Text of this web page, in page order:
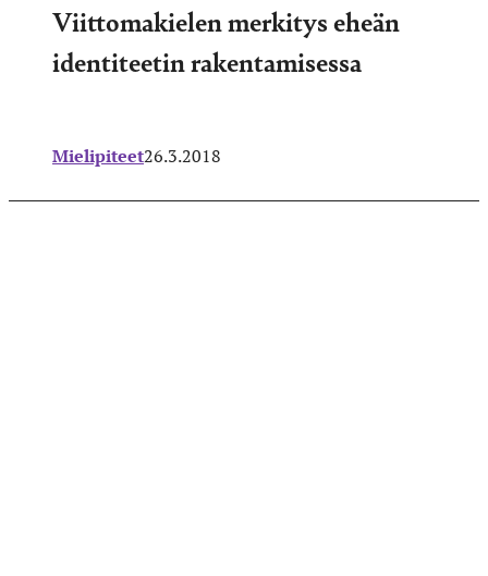
Viittomakielen merkitys eheän
identiteetin rakentamisessa
Mielipiteet26.3.2018